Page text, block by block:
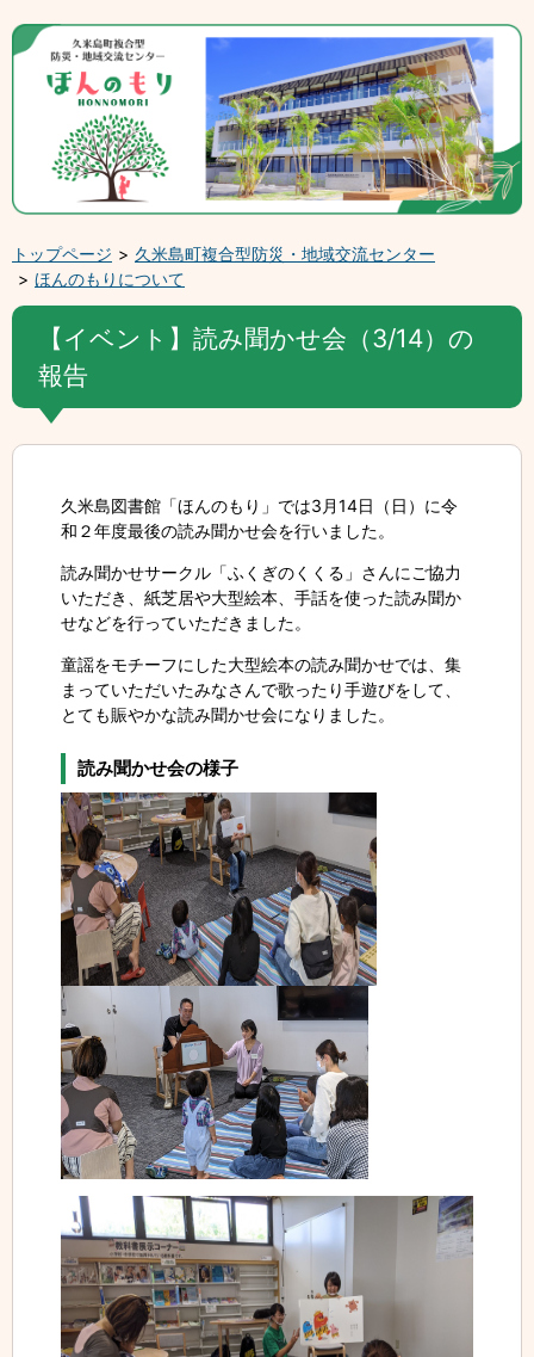
トップページ
久米島町複合型防災・地域交流センター
ほんのもりについて
【イベント】読み聞かせ会（3/14）の
報告
久米島図書館「ほんのもり」では3月14日（日）に令
和２年度最後の読み聞かせ会を行いました。
読み聞かせサークル「ふくぎのくくる」さんにご協力
いただき、紙芝居や大型絵本、手話を使った読み聞か
せなどを行っていただきました。
童謡をモチーフにした大型絵本の読み聞かせでは、集
まっていただいたみなさんで歌ったり手遊びをして、
とても賑やかな読み聞かせ会になりました。
読み聞かせ会の様子